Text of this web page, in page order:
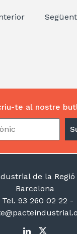
Següent
te al nostre
de la
Barcelona
Tel. 93 260 02 22 -